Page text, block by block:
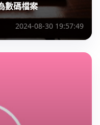
數碼檔案
2024-08-30 19:57:49